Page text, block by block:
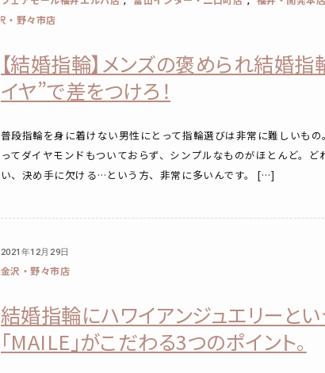
沢・野々市店
【結婚指輪】メンズの褒められ結婚指
イヤ”で差をつけろ！
普段指輪を身に着けない男性にとって指輪選びは非常に難しいも
ってダイヤモンドもついておらず、シンプルなものがほとんど。ど
い、決め手に欠ける…という方、非常に多いんです。 […]
2021年12月29日
金沢・野々市店
結婚指輪にハワイアンジュエリーとい
「MAILE」がこだわる3つのポイント。